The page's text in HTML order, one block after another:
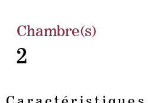
Chambre(s)
2